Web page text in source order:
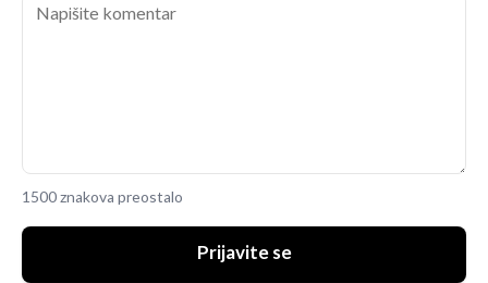
1500 znakova preostalo
Prijavite se